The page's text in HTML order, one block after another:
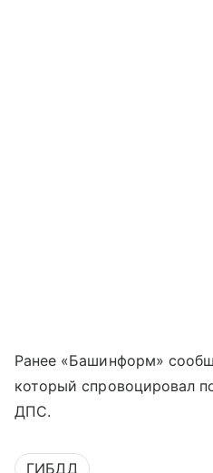
Ранее «Башинформ»
который спровоцировал
ДПС.
ГИБДД